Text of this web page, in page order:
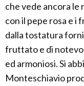
che vede ancora le
con il pepe rosa e i
dalla tostatura
fruttato e di
ed armoniosi. Si
Monteschiavio